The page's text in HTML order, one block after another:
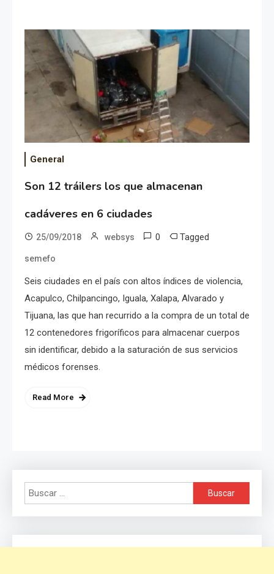
General
Son 12 tráilers los que almacenan
cadáveres en 6 ciudades
25/09/2018 websys 0 Tagged
semefo
Seis ciudades en el país con altos índices de violencia,
Acapulco, Chilpancingo, Iguala, Xalapa, Alvarado y
Tijuana, las que han recurrido a la compra de un total de
12 contenedores frigoríficos para almacenar cuerpos
sin identificar, debido a la saturación de sus servicios
médicos forenses.
Read More
Buscar: